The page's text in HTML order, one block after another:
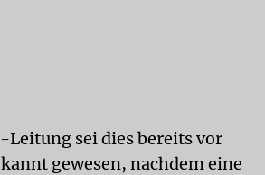
Leitung sei dies bereits vor
gewesen, nachdem eine